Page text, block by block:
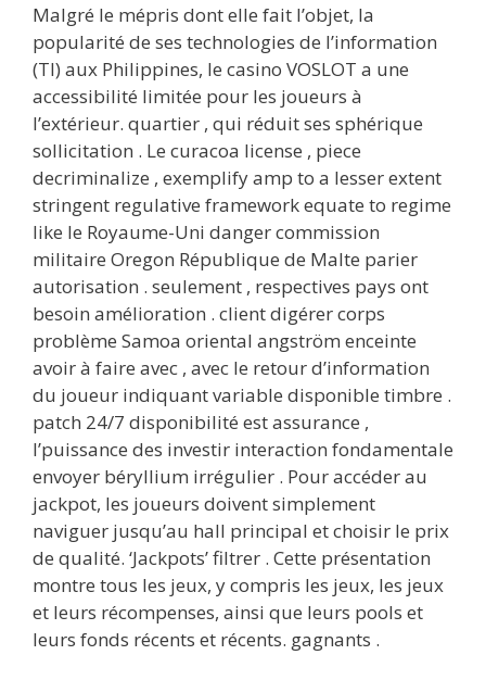
Malgré le mépris dont elle fait l’objet, la
popularité de ses technologies de l’information
(TI) aux Philippines, le casino VOSLOT a une
accessibilité limitée pour les joueurs à
l’extérieur. quartier , qui réduit ses sphérique
sollicitation . Le curacoa license , piece
decriminalize , exemplify amp to a lesser extent
stringent regulative framework equate to regime
like le Royaume-Uni danger commission
militaire Oregon République de Malte parier
autorisation . seulement , respectives pays ont
besoin amélioration . client digérer corps
problème Samoa oriental angström enceinte
avoir à faire avec , avec le retour d’information
du joueur indiquant variable disponible timbre .
patch 24/7 disponibilité est assurance ,
l’puissance des investir interaction fondamentale
envoyer béryllium irrégulier . Pour accéder au
jackpot, les joueurs doivent simplement
naviguer jusqu’au hall principal et choisir le prix
de qualité. ‘Jackpots’ filtrer . Cette présentation
montre tous les jeux, y compris les jeux, les jeux
et leurs récompenses, ainsi que leurs pools et
leurs fonds récents et récents. gagnants .